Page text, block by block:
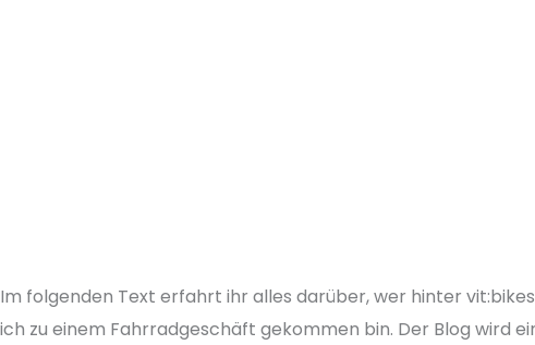
Im folgenden Text erfahrt ihr alles darüber, wer hinter
ich zu einem Fahrradgeschäft gekommen bin. Der Blog wird